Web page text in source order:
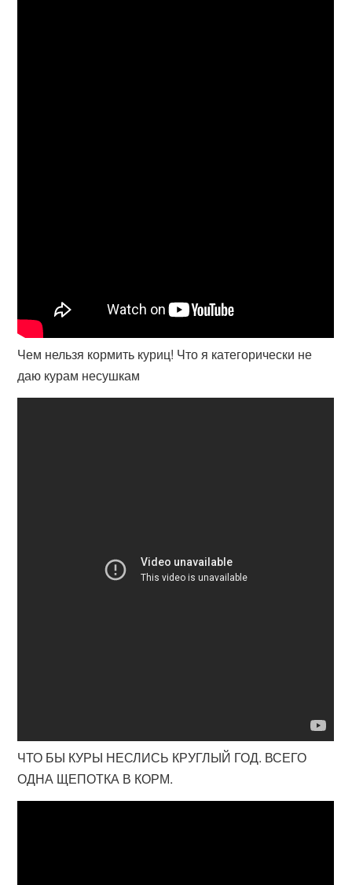
Чем нельзя кормить куриц! Что я категорически не
даю курам несушкам
ЧТО БЫ КУРЫ НЕСЛИСЬ КРУГЛЫЙ ГОД. ВСЕГО
ОДНА ЩЕПОТКА В КОРМ.